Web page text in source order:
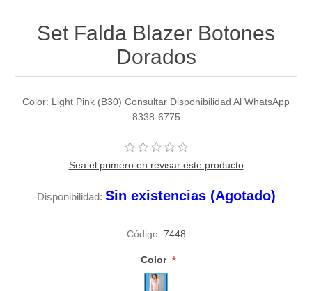
Set Falda Blazer Botones
Dorados
Color: Light Pink (B30) Consultar Disponibilidad Al WhatsApp
8338-6775
Sea el primero en revisar este producto
Disponibilidad: Sin existencias (Agotado)
Código: 7448
Color *